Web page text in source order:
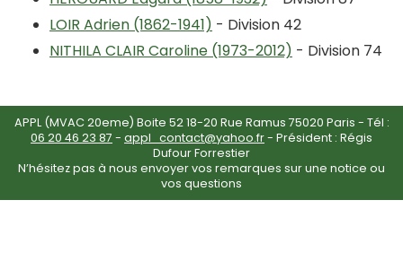
LOIR Adrien (1862-1941) - Division 42
NITHILA CLAIR Caroline (1973-2012) - Division 74
APPL (MVAC 20eme) Boite 52 18-20 Rue Ramus 75020 Paris - Tél :
06 20 46 23 87 - appl_contact@yahoo.fr- Président : Régis
Dufour Forrestier
N’hésitez pas à nous envoyer vos remarques sur une notice ou
vos questions